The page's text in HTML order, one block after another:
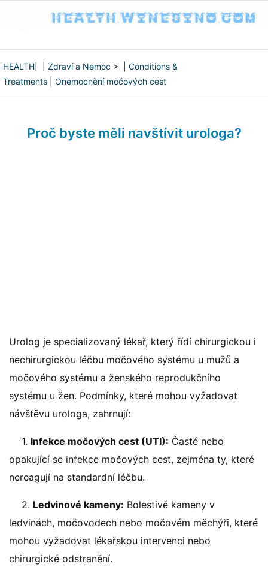
HEALTH Zdraví a Nemoc > | Conditions &
Treatments
Onemocnění močových cest
Proč byste měli navštívit urologa?
Urolog je specializovaný lékař, který řídí chirurgickou i
nechirurgickou léčbu močového systému u mužů a
močového systému a ženského reprodukčního
systému u žen. Podmínky, které mohou vyžadovat
návštěvu urologa, zahrnují:
1. Infekce močových cest (UTI): Časté nebo
opakující se infekce močových cest, zejména ty, které
nereagují na standardní léčbu.
2. Ledvinové kameny: Bolestivé kameny v
ledvinách, močovodech nebo močovém měchýři, které
mohou vyžadovat lékařskou intervenci nebo
chirurgické odstranění.